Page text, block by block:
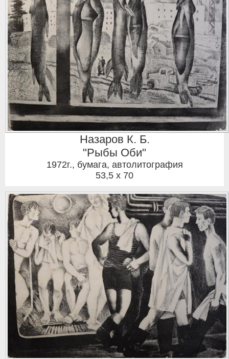
Назаров К. Б.
"Рыбы Оби"
1972г., бумага, автолитография
53,5 x 70